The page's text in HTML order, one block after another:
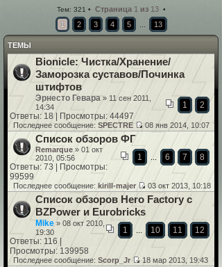
Тем: 321 • Страница 1 из 13 •
1 2 3 4 5 13
ТЕМЫ
Bionicle: Чистка/Хранение/
Заморозка суставов/Починка
штифтов
1 2
Эрнесто Гевара » 11 сен 2011,
14:34
Ответы: 18 | Просмотры: 44497
Последнее сообщение: SPECTRE 08 янв 2014, 10:07
Список обзоров ФГ
1 6 7 8
Remarque » 01 окт
2010, 05:56
Ответы: 73 | Просмотры:
99599
Последнее сообщение: kirill-majer 03 окт 2013, 10:18
Список обзоров Hero Factory с
BZPower и Eurobricks
1 10 11 12
Mike » 08 окт 2010,
19:30
Ответы: 116 |
Просмотры: 139958
Последнее сообщение: Scorp_Jr 18 мар 2013, 19:43